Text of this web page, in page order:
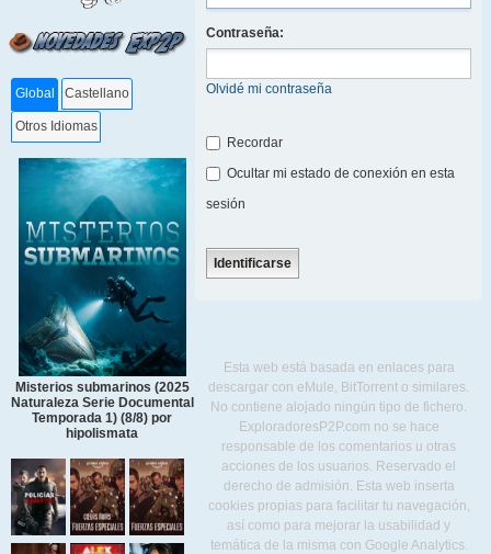
Global Castellano
Otros Idiomas
Misterios submarinos (2025
Naturaleza Serie Documental
Temporada 1) (8/8) por
hipolismata
Contraseña:
Olvidé mi contraseña
Recordar
Ocultar mi estado de conexión en esta
sesión
Esta web está basada en enlaces para
descargar con eMule, BitTorrent o similares.
No contiene alojado ningún tipo de fichero.
ExploradoresP2P.com no se hace
responsable de los comentarios u otras
acciones de los usuarios. Reservado el
derecho de admisión. Esta web inserta
cookies propias para facilitar tu navegación,
así como para mejorar la usabilidad y
temática de la misma con Google Analytics.